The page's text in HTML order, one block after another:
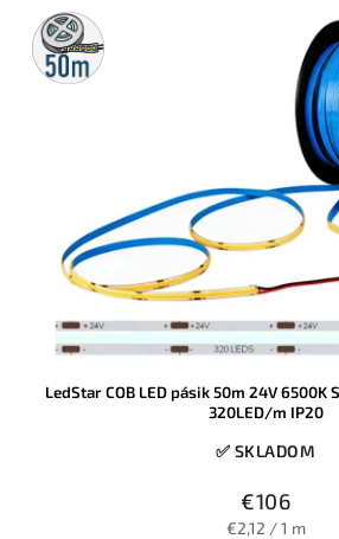
Abecedne
50m
rolka
LedStar COB LED pásik 50m 24V 6500K
320LED/m IP20
✅ SKLADOM
€106
€2,12 / 1 m